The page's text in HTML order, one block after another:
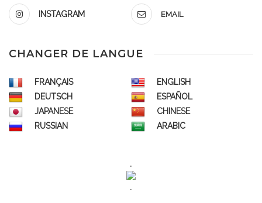
INSTAGRAM EMAIL
CHANGER DE LANGUE
FRANÇAIS
ENGLISH
DEUTSCH
ESPAÑOL
JAPANESE
CHINESE
RUSSIAN
ARABIC
.
.